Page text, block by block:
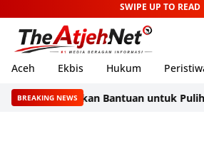
SWIPE UP TO READ
Aceh Ekbis Hukum
BREAKING NEWS
Salurkan Bantuan untuk Pulihkan